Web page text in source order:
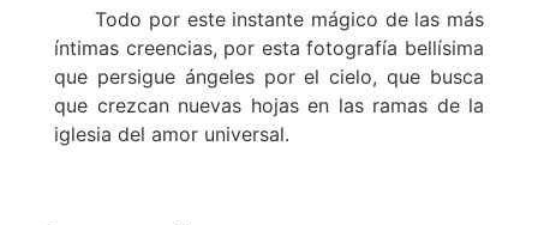
Todo por este instante mágico de las más
íntimas creencias, por esta fotografía bellísima
que persigue ángeles por el cielo, que busca
que crezcan nuevas hojas en las ramas de la
iglesia del amor universal.